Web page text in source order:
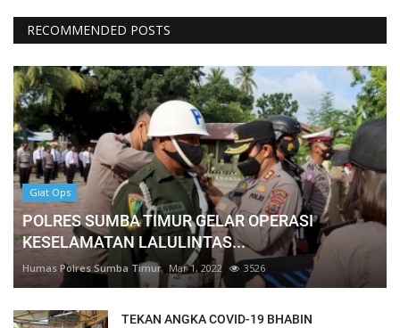
RECOMMENDED POSTS
Giat Ops
POLRES SUMBA TIMUR GELAR OPERASI
KESELAMATAN LALULINTAS...
Humas Polres Sumba Timur Mar 1, 2022 3526
TEKAN ANGKA COVID-19 BHABIN